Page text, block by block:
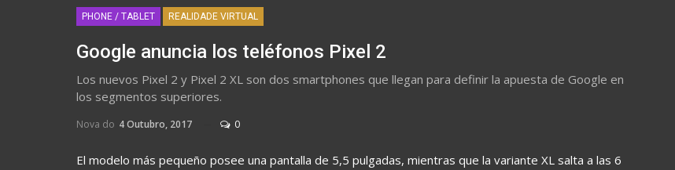
PHONE / TABLET REALIDADE VIRTUAL
Google anuncia los teléfonos Pixel 2
Los nuevos Pixel 2 y Pixel 2 XL son dos smartphones que llegan para definir la apuesta de Google en
los segmentos superiores.
Nova do 4 Outubro, 2017 0
El modelo más pequeño posee una pantalla de 5,5 pulgadas, mientras que la variante XL salta a las 6